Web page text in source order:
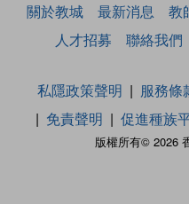
關於教城 最新消息 教
人才招募
聯絡我們
版權所有© 2026
私隱政策聲明 服務條
免責聲明
促進種族